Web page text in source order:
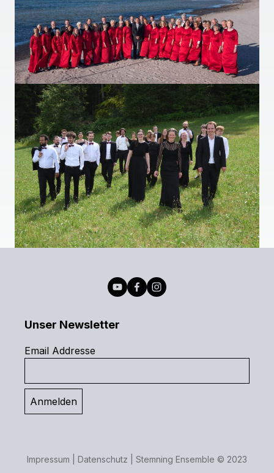
Unser Newsletter
Email Addresse
Impressum Datenschutz | Stemning Ensemble © 2023